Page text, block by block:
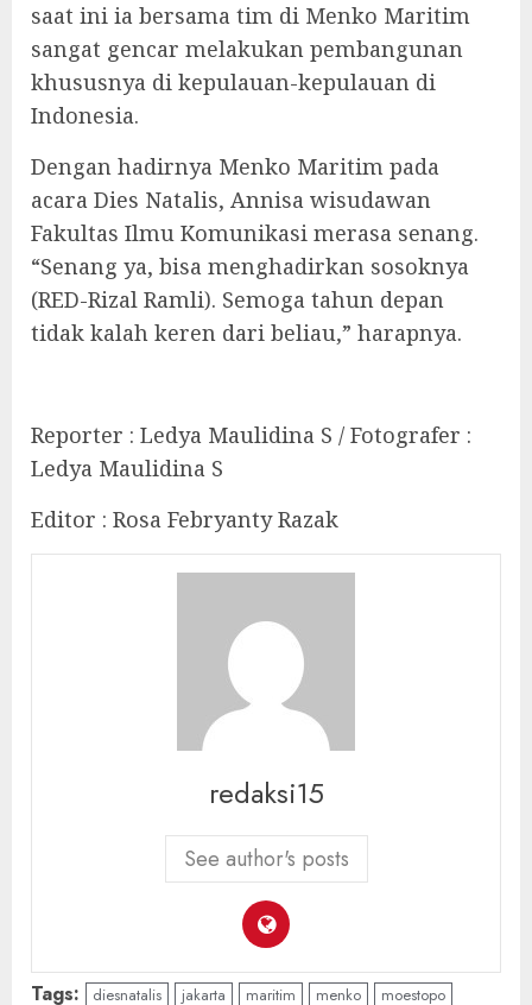
saat ini ia bersama tim di Menko Maritim
sangat gencar melakukan pembangunan
khususnya di kepulauan-kepulauan di
Indonesia.
Dengan hadirnya Menko Maritim pada
acara Dies Natalis, Annisa wisudawan
Fakultas Ilmu Komunikasi merasa senang.
“Senang ya, bisa menghadirkan sosoknya
(RED-Rizal Ramli). Semoga tahun depan
tidak kalah keren dari beliau,” harapnya.
Reporter : Ledya Maulidina S / Fotografer :
Ledya Maulidina S
Editor : Rosa Febryanty Razak
redaksi15
See author's posts
Tags: diesnatalis jakarta maritim menko
moestopo